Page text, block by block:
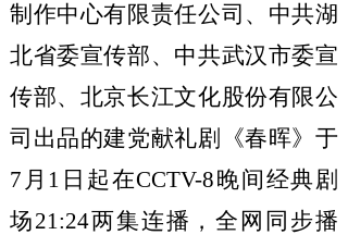
制作中心有限责任公司 、 中共湖
北省委宣传部、 中共武汉市委宣
传部、 北京长江文化股份有限公
司出品的建党献礼剧《春晖》于
7月1日起在CCTV-8晚间经典剧
场21:24两集连播，全网同步播